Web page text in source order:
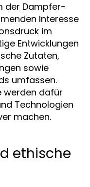
der Dampfer-
Interesse
im
Entwicklungen
Zutaten,
sowie
umfassen.
werden dafür
Technologien
machen.
ethische